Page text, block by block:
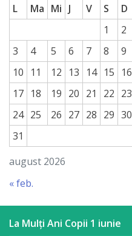
a
paginii
web
Contacte
august 2026
L Ma Mi J V S
D
1
2
3
4 5 6 7 8
9
10
11 12 13 14 15
16
17 18 19 20 21 22 23
24 25 26 27 28 29 30
31
« feb.
La Mulți Ani Copii 1 iunie